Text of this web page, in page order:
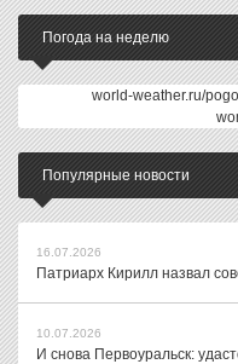
Погода на неделю
world-weather.ru/
Популярные новости
16.07.2026
Патриарх Кирилл назвал
10.07.2026
И снова Первоуральск: